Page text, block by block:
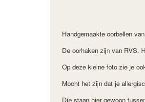
Handgemaakte oorbellen
De oorhaken zijn van RVS.
Op deze kleine foto zie je
Mocht het zijn dat je
Die staan hier gewoon